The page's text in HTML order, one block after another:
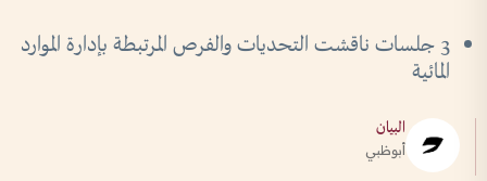
3 جلسات ناقشت التحديات والفرص المرتبطة بإدارة الموارد
المائية
البيان
أبوظبي